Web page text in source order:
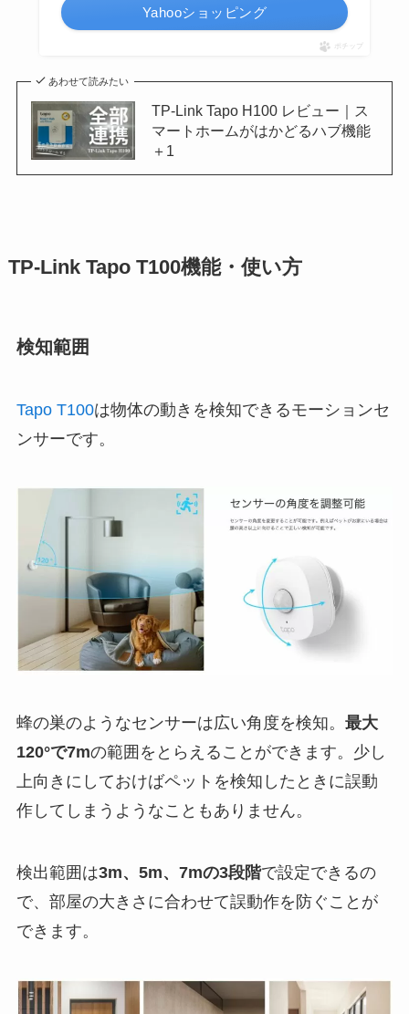
Yahooショッピング
ポチップ
あわせて読みたい
TP-Link Tapo H100 レビュー｜ス
マートホームがはかどるハブ機能
＋1
TP-Link Tapo T100機能・使い方
検知範囲
Tapo T100は物体の動きを検知できるモーションセ
ンサーです。
蜂の巣のようなセンサーは広い角度を検知。 最大
120°で7mの範囲をとらえることができます。少し
上向きにしておけばペットを検知したときに誤動
作してしまうようなこともありません。
検出範囲は3m、5m、7mの3段階で設定できるの
で、部屋の大きさに合わせて誤動作を防ぐことが
できます。